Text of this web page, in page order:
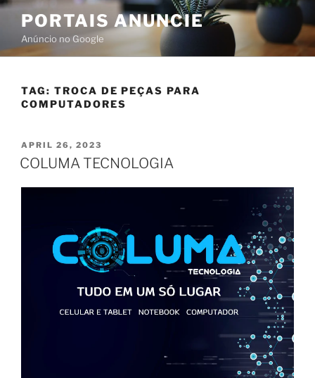
PORTAIS ANUNCIE
Anúncio no Google
TAG: TROCA DE PEÇAS PARA
COMPUTADORES
APRIL 26, 2023
COLUMA TECNOLOGIA